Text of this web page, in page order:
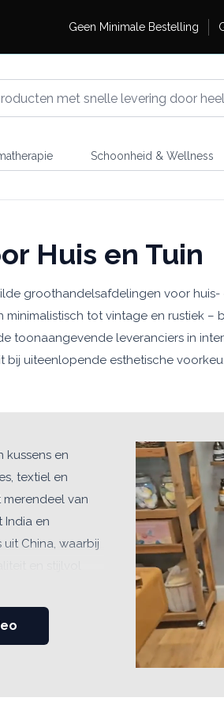
Geen Minimale Bestelling
Schoonheid & Wellness
Huis en Tuin
groothandelsafdelingen voor
minimalistisch tot vintage en rustiek
toonaangevende leveranciers in
bij uiteenlopende esthetische
kussens en
textiel en
van
India en
China, waarbij
van deze